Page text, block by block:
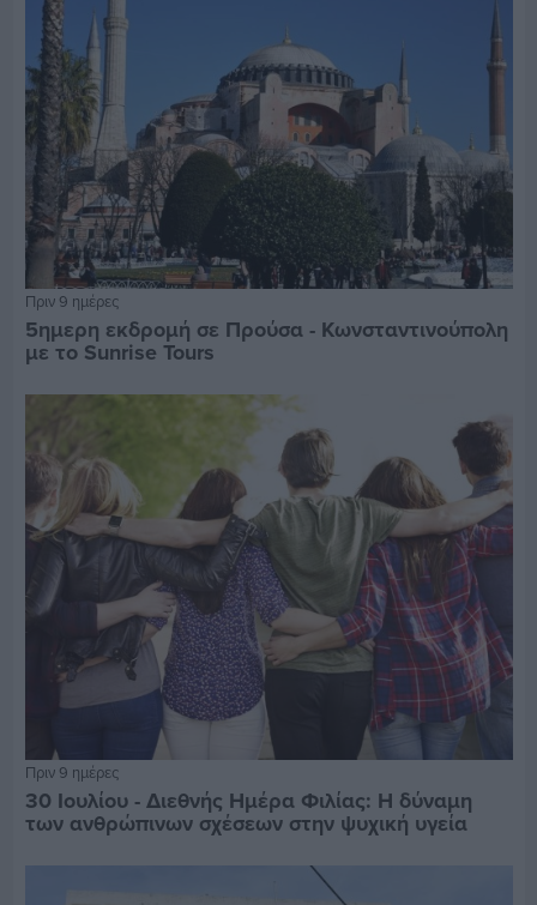
Πριν 9 ημέρες
5ημερη εκδρομή σε Προύσα - Κωνσταντινούπολη
με το Sunrise Tours
Πριν 9 ημέρες
30 Ιουλίου - Διεθνής Ημέρα Φιλίας: Η δύναμη
των ανθρώπινων σχέσεων στην ψυχική υγεία